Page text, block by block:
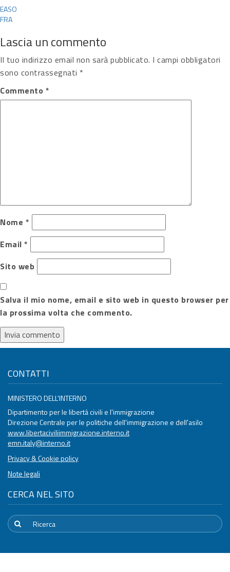
Navigazione
articoli
EASO
FRA
Lascia un commento
Il tuo indirizzo email non sarà pubblicato. I campi obbligatori
sono contrassegnati *
Commento *
Nome *
Email *
Sito web
Salva il mio nome, email e sito web in questo browser per
la prossima volta che commento.
CONTATTI
MINISTERO DELL'INTERNO
Dipartimento per le libertà civili e l'immigrazione
Direzione Centrale per le politiche dell'immigrazione e dell'asilo
www.libertaciviliimmigrazione.interno.it
emn.italy@interno.it
Privacy & Cookie policy
Note legali
CERCA NEL SITO